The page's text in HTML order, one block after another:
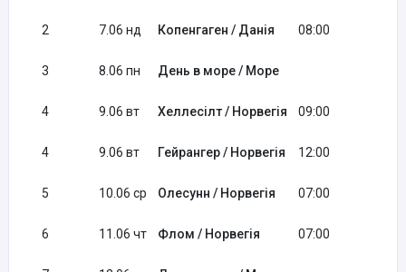
2 7.06 нд Копенгаген / Данія 08:00
3 8.06 пн День в море / Море
4 9.06 вт Хеллесілт / Норвегія 09:00
4 9.06 вт Гейрангер / Норвегія 12:00
5 10.06 ср Олесунн / Норвегія 07:00
6 11.06 чт Флом / Норвегія 07:00